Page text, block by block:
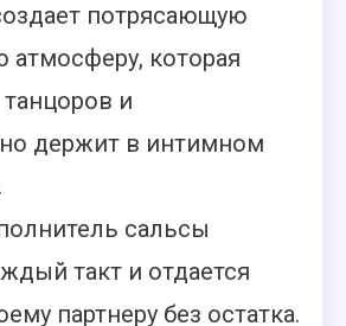
потрясающую
атмосферу, которая
танцоров и
держит в интимном
сальсы
такт и отдается
партнеру без остатка.